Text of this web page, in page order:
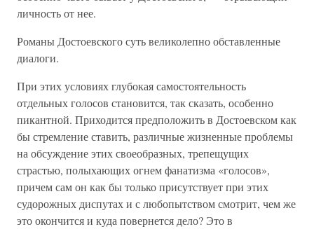
личность от нее.
Романы Достоевского суть великолепно обставленные
диалоги.
При этих условиях глубокая самостоятельность
отдельных голосов становится, так сказать, особенно
пикантной. Приходится предположить в Достоевском как
бы стремление ставить, различные жизненные проблемы
на обсуждение этих своеобразных, трепещущих
страстью, полыхающих огнем фанатизма «голосов»,
причем сам он как бы только присутствует при этих
судорожных диспутах и с любопытством смотрит, чем же
это окончится и куда повернется дело? Это в